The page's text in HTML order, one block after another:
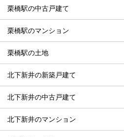
栗橋駅の中古戸建て
栗橋駅のマンション
栗橋駅の土地
北下新井の新築戸建て
北下新井の中古戸建て
北下新井のマンション